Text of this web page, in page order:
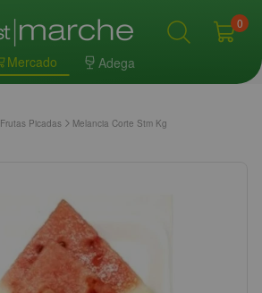
Mercado Adega
0
Frutas Picadas Melancia Corte Stm Kg